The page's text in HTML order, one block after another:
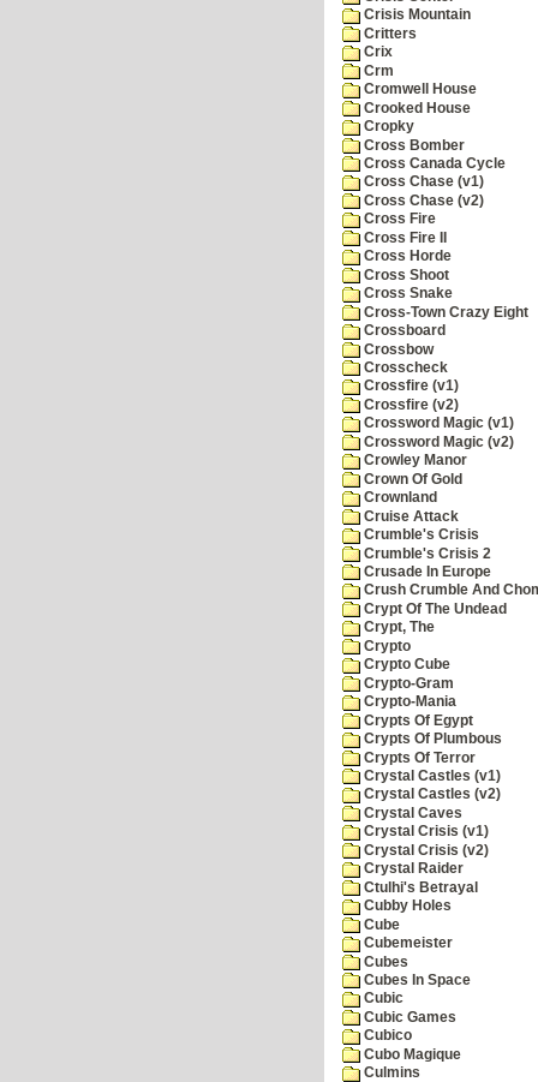
Crisis Mountain
Critters
Crix
Crm
Cromwell House
Crooked House
Cropky
Cross Bomber
Cross Canada Cycle
Cross Chase (v1)
Cross Chase (v2)
Cross Fire
Cross Fire II
Cross Horde
Cross Shoot
Cross Snake
Cross-Town Crazy Eight
Crossboard
Crossbow
Crosscheck
Crossfire (v1)
Crossfire (v2)
Crossword Magic (v1)
Crossword Magic (v2)
Crowley Manor
Crown Of Gold
Crownland
Cruise Attack
Crumble's Crisis
Crumble's Crisis 2
Crusade In Europe
Crush Crumble And
Crypt Of The Undead
Crypt, The
Crypto
Crypto Cube
Crypto-Gram
Crypto-Mania
Crypts Of Egypt
Crypts Of Plumbous
Crypts Of Terror
Crystal Castles (v1)
Crystal Castles (v2)
Crystal Caves
Crystal Crisis (v1)
Crystal Crisis (v2)
Crystal Raider
Ctulhi's Betrayal
Cubby Holes
Cube
Cubemeister
Cubes
Cubes In Space
Cubic
Cubic Games
Cubico
Cubo Magique
Culmins